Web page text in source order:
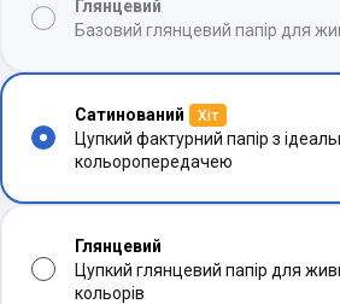
Глянцевий
Базовий глянцевий папір для
Сатинований Хіт
Цупкий фактурний папір з
кольоропередачею
Глянцевий
Цупкий глянцевий папір для
кольорів